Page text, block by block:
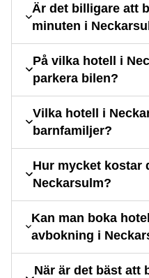
Är det billigare att
minuten i
På vilka hotell i
parkera bilen?
Vilka hotell i
barnfamiljer?
Hur mycket kostar
Neckarsulm?
Kan man boka
avbokning i
När är det bäst att